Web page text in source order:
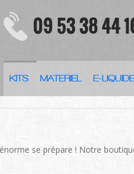
09 53 38 44
KITS MATERIEL E-
CHOSES SE
se prépare ! Notre